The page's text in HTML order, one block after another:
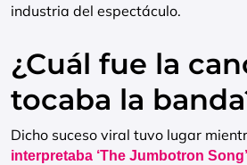
industria del espectáculo.
¿Cuál fue la
tocaba la
Dicho suceso viral tuvo lugar
interpretaba ‘The Jumbotron Song’